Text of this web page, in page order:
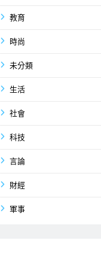
教育
時尚
未分類
生活
社會
科技
言論
財經
軍事